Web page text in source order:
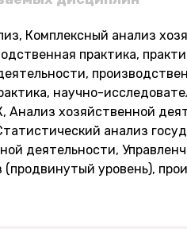
Комплексный анализ
практика,
научно-
Анализ хозяйственной
анализ
деятельности,
уровень),